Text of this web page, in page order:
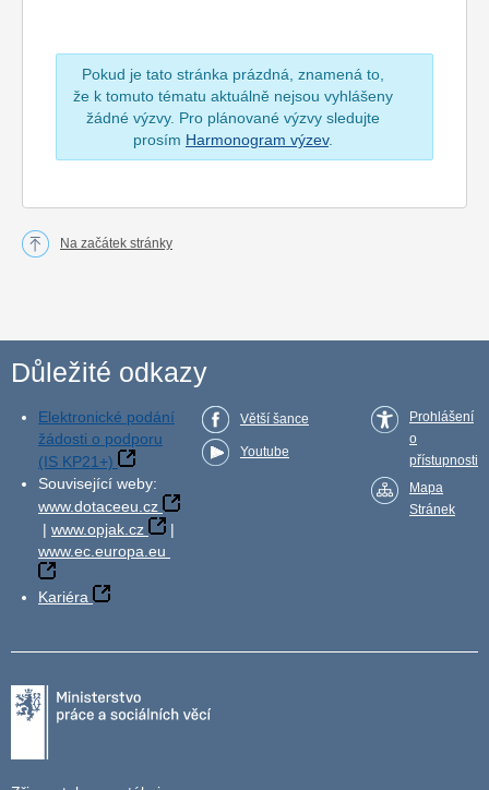
Pokud je tato stránka prázdná, znamená to,
že k tomuto tématu aktuálně nejsou vyhlášeny
žádné výzvy. Pro plánované výzvy sledujte
prosím Harmonogram výzev.
Na začátek stránky
Důležité odkazy
Elektronické podání
žádosti o podporu
(IS KP21+)
Související weby:
www.dotaceeu.cz
| www.opjak.cz
|
www.ec.europa.eu
Kariéra
Větší šance
Youtube
Prohlášení
o
přístupnosti
Mapa
Stránek